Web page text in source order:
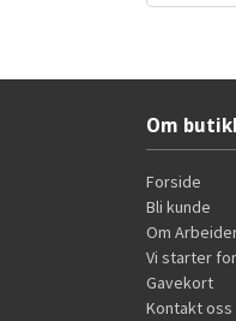
Om
Forside
Bli kunde
Om
Vi starter
Gavekort
Kontakt oss